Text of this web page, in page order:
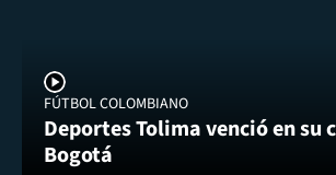
FÚTBOL COLOMBIANO
Deportes Tolima venció en su
Bogotá